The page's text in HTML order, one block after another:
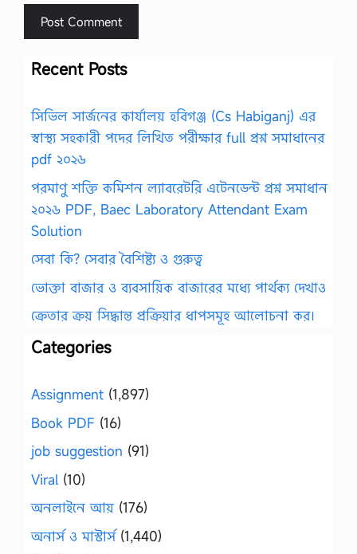
Recent Posts
সিভিল সার্জনের কার্যালয় হবিগঞ্জ (Cs Habiganj) এর
স্বাস্থ্য সহকারী পদের লিখিত পরীক্ষার full প্রশ্ন সমাধানের
pdf ২০২৬
পরমাণু শক্তি কমিশন ল্যাবরেটরি এটেনডেন্ট প্রশ্ন সমাধান
২০২৬ PDF, Baec Laboratory Attendant Exam
Solution
সেবা কি? সেবার বৈশিষ্ট্য ও গুরুত্ব
ভোক্তা বাজার ও ব্যবসায়িক বাজারের মধ্যে পার্থক্য দেখাও
ক্রেতার ক্রয় সিদ্ধান্ত প্রক্রিয়ার ধাপসমূহ আলোচনা কর।
Categories
Assignment (1,897)
Book PDF (16)
job suggestion (91)
Viral (10)
অনলাইনে আয় (176)
অনার্স ও মাস্টার্স(1,440)